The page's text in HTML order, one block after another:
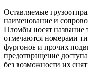
Оставляемые
наименование и
Пломбы носят название
отмечаются номерами
фургонов и прочих
предотвращение
без возможности их